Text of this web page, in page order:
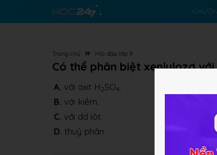
Trang chủ Hỏi đáp lớp 9
Có thể phân biệt xenlulozơ
A. với axit H2SO4.
B. với kiềm.
C. với dd iôt.
D. thuỷ phân.